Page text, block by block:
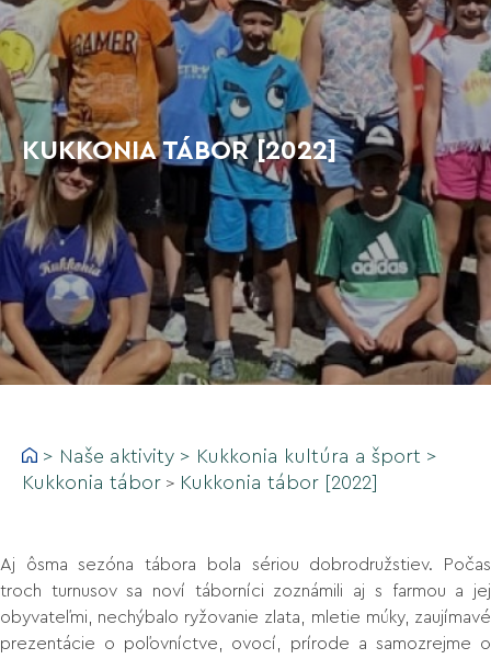
KUKKONIA TÁBOR [2022]
> Naše aktivity > Kukkonia kultúra a šport >
Kukkonia tábor > Kukkonia tábor [2022]
Aj ôsma sezóna tábora bola sériou dobrodružstiev. Počas
troch turnusov sa noví táborníci zoznámili aj s farmou a jej
obyvateľmi, nechýbalo ryžovanie zlata, mletie múky, zaujímavé
prezentácie o poľovníctve, ovocí, prírode a samozrejme o